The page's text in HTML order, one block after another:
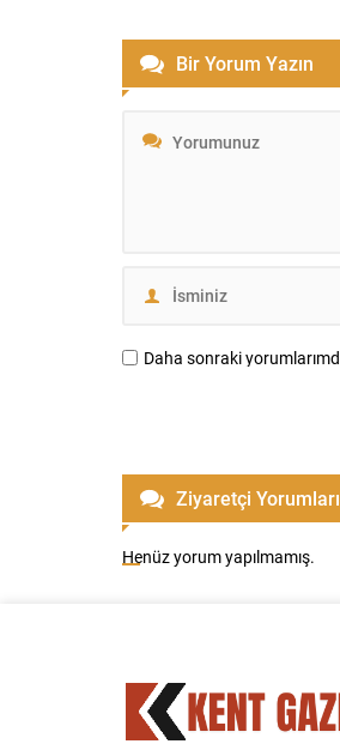
Bir Yorum Yazın
Daha sonraki
Ziyaretçi
Henüz yorum yapılmamış.